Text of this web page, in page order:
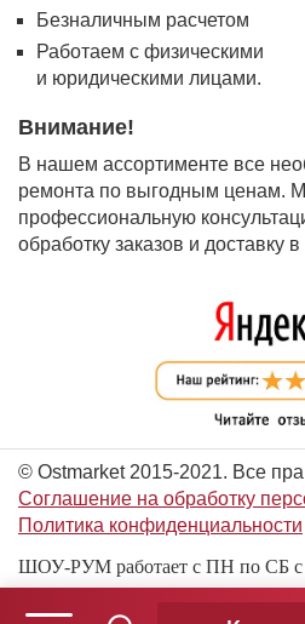
Безналичным расчетом
Работаем с физическими
и юридическими лицами.
Внимание!
В нашем ассортименте все
ремонта по выгодным ценам.
профессиональную
обработку заказов и доставку
© Ostmarket 2015-2021. Все
Соглашение на обработку
Политика конфиденциальности
ШОУ-РУМ работает с ПН по СБ с